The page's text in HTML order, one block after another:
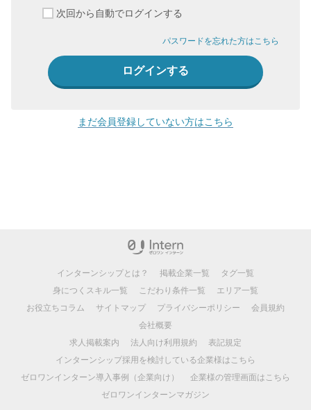
次回から自動でログインする
パスワードを忘れた方はこちら
まだ会員登録していない方はこちら
インターンシップとは？ 掲載企業一覧
タグ一覧
身につくスキル一覧
こだわり条件一覧
エリア一覧
お役立ちコラム
サイトマップ プライバシーポリシー
会員規約
会社概要
求人掲載案内
法人向け利用規約
表記規定
インターンシップ採用を検討している企業様はこちら
ゼロワンインターン導入事例（企業向け）
企業様の管理画面はこちら
ゼロワンインターンマガジン